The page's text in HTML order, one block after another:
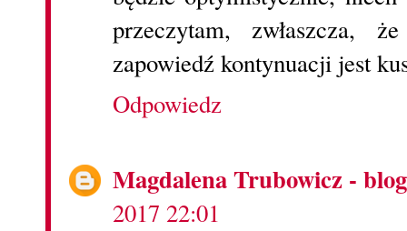
przeczytam, zwłaszcza,
zapowiedź kontynuacji jest
Odpowiedz
Magdalena Trubowicz -
2017 22:01